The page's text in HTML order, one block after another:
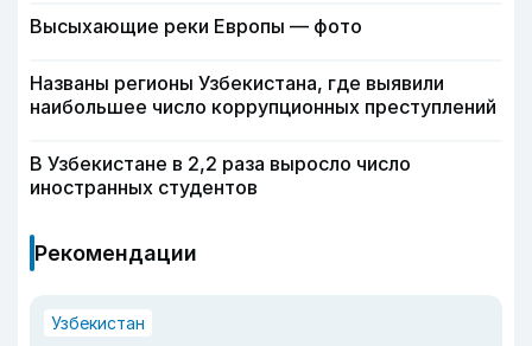
Высыхающие реки Европы — фото
Названы регионы Узбекистана, где выявили
наибольшее число коррупционных преступлений
В Узбекистане в 2,2 раза выросло число
иностранных студентов
Рекомендации
Узбекистан